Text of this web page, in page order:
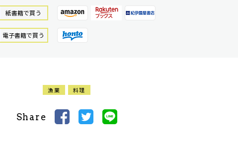
紙書籍で買う
電⼦書籍で買う
漁業 料理
Share